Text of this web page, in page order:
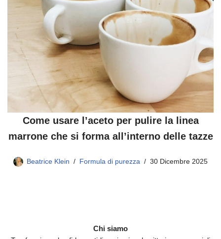
Come usare l’aceto per pulire la linea
marrone che si forma all’interno delle tazze
Beatrice Klein Formula di purezza 30 Dicembre 2025
Chi siamo